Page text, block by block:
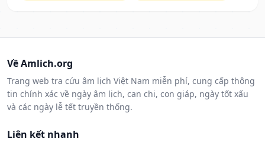
Về Amlich.org
Trang web tra cứu âm lịch Việt Nam miễn phí, cung cấp thông
tin chính xác về ngày âm lịch, can chi, con giáp, ngày tốt xấu
và các ngày lễ tết truyền thống.
Liên kết nhanh